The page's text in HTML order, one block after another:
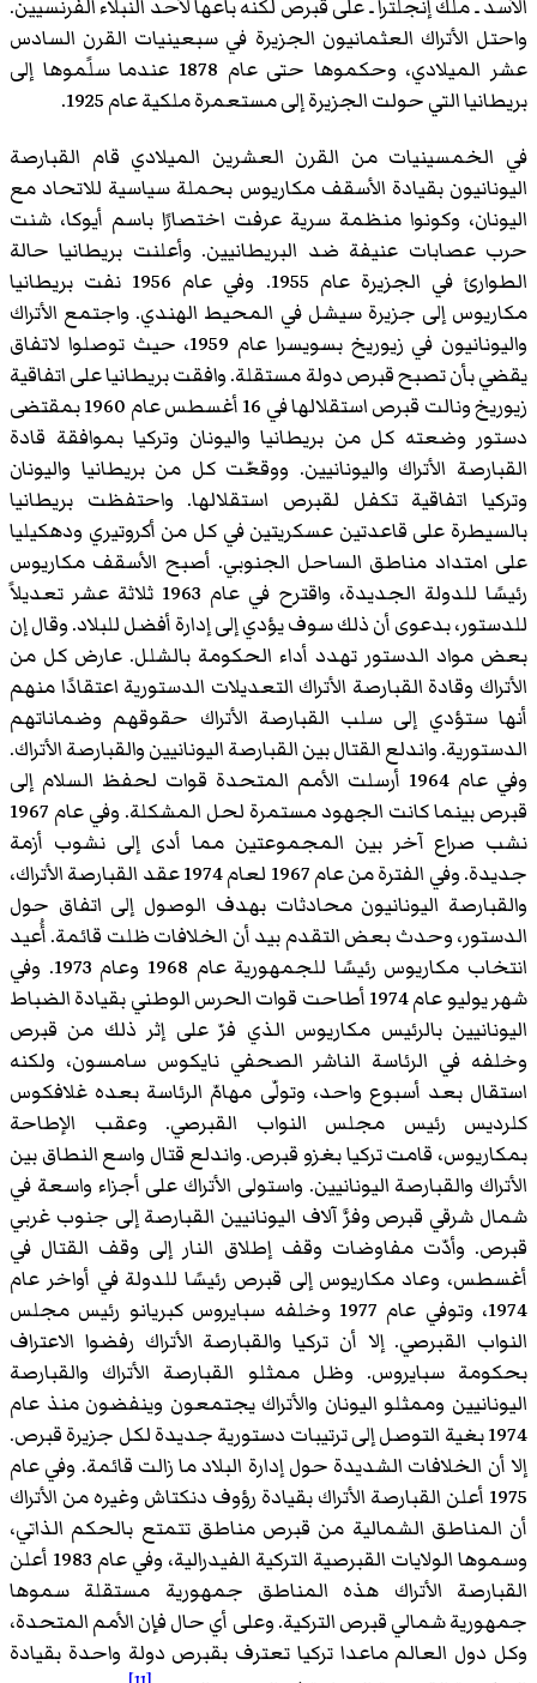
الأسد ـ ملك إنجلترا ـ على قبرص لكنه باعها لأحد النبلاء الفرنسيين.
واحتل الأتراك العثمانيون الجزيرة في سبعينيات القرن السادس
عشر الميلادي، وحكموها حتى عام 1878 عندما سلًموها إلى
بريطانيا التي حولت الجزيرة إلى مستعمرة ملكية عام 1925.
في الخمسينيات من القرن العشرين الميلادي قام القبارصة
اليونانيون بقيادة الأسقف مكاريوس بحملة سياسية للاتحاد مع
اليونان، وكونوا منظمة سرية عرفت اختصارًا باسم أيوكا، شنت
حرب عصابات عنيفة ضد البريطانيين. وأعلنت بريطانيا حالة
الطوارئ في الجزيرة عام 1955. وفي عام 1956 نفت بريطانيا
مكاريوس إلى جزيرة سيشل في المحيط الهندي. واجتمع الأتراك
واليونانيون في زيوريخ بسويسرا عام 1959، حيث توصلوا لاتفاق
يقضي بأن تصبح قبرص دولة مستقلة. وافقت بريطانيا على اتفاقية
زيوريخ ونالت قبرص استقلالها في 16 أغسطس عام 1960 بمقتضى
دستور وضعته كل من بريطانيا واليونان وتركيا بموافقة قادة
القبارصة الأتراك واليونانيين. ووقعّت كل من بريطانيا واليونان
وتركيا اتفاقية تكفل لقبرص استقلالها. واحتفظت بريطانيا
بالسيطرة على قاعدتين عسكريتين في كل من أكروتيري ودهكيليا
على امتداد مناطق الساحل الجنوبي. أصبح الأسقف مكاريوس
رئيسًا للدولة الجديدة، واقترح في عام 1963 ثلاثة عشر تعديلاً
للدستور، بدعوى أن ذلك سوف يؤدي إلى إدارة أفضل للبلاد. وقال إن
بعض مواد الدستور تهدد أداء الحكومة بالشلل. عارض كل من
الأتراك وقادة القبارصة الأتراك التعديلات الدستورية اعتقادًا منهم
أنها ستؤدي إلى سلب القبارصة الأتراك حقوقهم وضماناتهم
الدستورية. واندلع القتال بين القبارصة اليونانيين والقبارصة الأتراك.
وفي عام 1964 أرسلت الأمم المتحدة قوات لحفظ السلام إلى
قبرص بينما كانت الجهود مستمرة لحل المشكلة. وفي عام 1967
نشب صراع آخر بين المجموعتين مما أدى إلى نشوب أزمة
جديدة. وفي الفترة من عام 1967 لعام 1974 عقد القبارصة الأتراك،
والقبارصة اليونانيون محادثات بهدف الوصول إلى اتفاق حول
الدستور، وحدث بعض التقدم بيد أن الخلافات ظلت قائمة. أُعيد
انتخاب مكاريوس رئيسًا للجمهورية عام 1968 وعام 1973. وفي
شهر يوليو عام 1974 أطاحت قوات الحرس الوطني بقيادة الضباط
اليونانيين بالرئيس مكاريوس الذي فرّ على إثر ذلك من قبرص
وخلفه في الرئاسة الناشر الصحفي نايكوس سامسون، ولكنه
استقال بعد أسبوع واحد، وتولّى مهامّ الرئاسة بعده غلافكوس
كلرديس رئيس مجلس النواب القبرصي. وعقب الإطاحة
بمكاريوس، قامت تركيا بغزو قبرص. واندلع قتال واسع النطاق بين
الأتراك والقبارصة اليونانيين. واستولى الأتراك على أجزاء واسعة في
شمال شرقي قبرص وفرَّ آلاف اليونانيين القبارصة إلى جنوب غربي
قبرص. وأدّت مفاوضات وقف إطلاق النار إلى وقف القتال في
أغسطس، وعاد مكاريوس إلى قبرص رئيسًا للدولة في أواخر عام
1974، وتوفي عام 1977 وخلفه سبايروس كبريانو رئيس مجلس
النواب القبرصي. إلا أن تركيا والقبارصة الأتراك رفضوا الاعتراف
بحكومة سبايروس. وظل ممثلو القبارصة الأتراك والقبارصة
اليونانيين وممثلو اليونان والأتراك يجتمعون وينفضون منذ عام
1974 بغية التوصل إلى ترتيبات دستورية جديدة لكل جزيرة قبرص.
إلا أن الخلافات الشديدة حول إدارة البلاد ما زالت قائمة. وفي عام
1975 أعلن القبارصة الأتراك بقيادة رؤوف دنكتاش وغيره من الأتراك
أن المناطق الشمالية من قبرص مناطق تتمتع بالحكم الذاتي،
وسموها الولايات القبرصية التركية الفيدرالية، وفي عام 1983 أعلن
القبارصة الأتراك هذه المناطق جمهورية مستقلة سموها
جمهورية شمالي قبرص التركية. وعلى أي حال فإن الأمم المتحدة،
وكل دول العالم ماعدا تركيا تعترف بقبرص دولة واحدة بقيادة